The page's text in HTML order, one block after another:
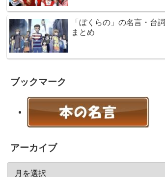
「ぼくらの」の名言・台詞
まとめ
ブックマーク
アーカイブ